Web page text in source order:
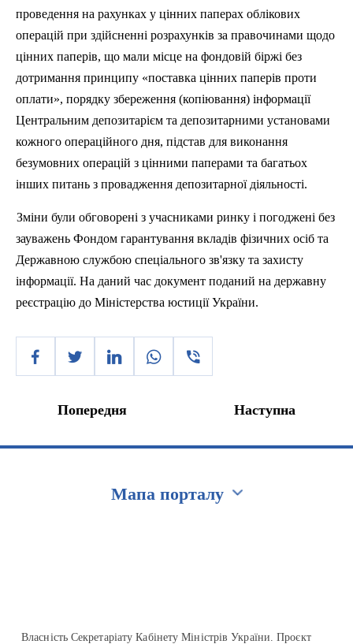
проведення на рахунках у цінних паперах облікових
операцій при здійсненні розрахунків за правочинами щодо
цінних паперів, що мали місце на фондовій біржі без
дотримання принципу «поставка цінних паперів проти
оплати», порядку збереження (копіювання) інформації
Центральним депозитарієм та депозитарними установами
кожного операційного дня, підстав для виконання
безумовних операцій з цінними паперами та багатьох
інших питань з провадження депозитарної діяльності.
Зміни були обговорені з учасниками ринку і погоджені без
зауважень Фондом гарантування вкладів фізичних осіб та
Державною службою спеціального зв'язку та захисту
інформації. На даний час документ поданий на державну
реєстрацію до Міністерства юстиції України.
Попередня Наступна
Мапа порталу
Власність Секретаріату Кабінету Міністрів України. Проєкт